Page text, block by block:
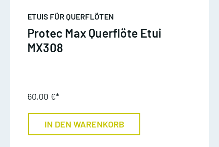
ETUIS FÜR QUERFLÖTEN
Protec Max Querflöte Etui
MX308
60,00 €*
IN DEN WARENKORB